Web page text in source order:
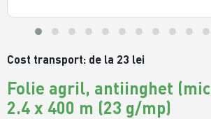
Cost transport: de la 23 lei
Folie agril, antiinghet
2.4 x 400 m (23 g/mp)